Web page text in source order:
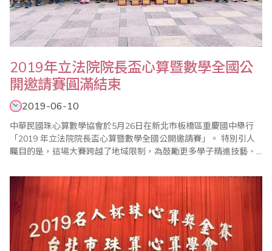
2019年立法院院長盃心算暨數學全國公
開邀請賽圓滿結束
2019-06-10
中華民國珠心算數學協會於5月26日在新北市板橋區重慶國中舉行
「2019 年立法院院長盃心算暨數學全國公開邀請賽」。 特別引人
矚目的是，這場大賽跨越了地域限制，為鼓勵更多學子精進技藝、
同步舉辦，號召全台各地一共參千多位選手齊聚切磋，各路人馬來
勢洶洶，高手雲集，聲勢浩大，可謂別開生面！ 世界各國不約而同
均有實證研究指出，珠心算可有效..